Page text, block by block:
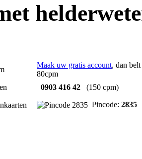
Maak uw gratis account, dan
80cpm
0903 416 42 (150 cpm)
Pincode: 2835